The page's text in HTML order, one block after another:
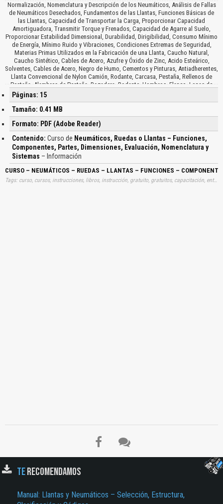
Normalización, Nomenclatura y Descripción de los Neumáticos, Análisis de Fallas
de Neumáticos Desechados, Fundamentos de las Llantas, Funciones Básicas de
las Llantas, Capacidad de Transportar la Carga, Proporcionar Capacidad
Amortiguadora, Transmitir Torque y Frenados, Capacidad de Agarre al Suelo,
Proporcionar Estabilidad Dimensional, Durabilidad, Dirigibilidad, Consumo Mínimo
de Energía, Mínimo Ruido y Vibraciones, Condiciones Extremas de Seguridad,
Materias Primas Utilizados en la Fabricación de una Llanta, Caucho Natural,
Caucho Sintético, Cables de Acero, Azufre y Óxido de Zinc, Acido Esteárico,
Solventes, Cables de Acero, Negro de Humo, Cementos y Pinturas, Antiadherentes,
Llanta Convencional de Nylon Camión, Rodante, Carcasa, Pestaña, Rellenos de
Pestaña, Alambres de Pestaña, Rozadera, Rodante, Hombros, Flanco, Lonas de
Cima Lonas de Cima de Acero, Lonas de Carcasa de Acero, Talón, Revestimiento
de Goma Interior, Dimensiones Básicas de las Llantas, Altura Seccional, Ancho del
Aro, Ancho Seccional, Ancho Total, Diámetro de Aro, Diámetro Exterior, Evaluación
de la Relación Aspecto, Sección Radial, Rigidez en la Curvas, Distancia de Frenaje,
Características, Resistencia al Rodamiento, Aceptable Transmisión al Torque,
Nomenclatura de las Llantas, Sistema Numérico, Sistema Milimétrico, Sistema Alfa,
Sistema Numérico, Llantas Radiales de Camión, Código de Velocidad, Diámetro
del Aro, Construcción Radial, Ancho de Sección, Capacidad de Carga, Índice de
Carga y Códigos de Velocidad, Carga por Llanta, Índice de Carga, Código de
Velocidad…
Páginas: 15
Tamaño: 0.41 MB
Formato: PDF (Adobe Reader)
Contenido: Curso de Neumáticos, Ruedas o Llantas – Funciones,
Componentes, Partes, Dimensiones, Evaluación, Nomenclatura y
Sistemas – Información
CURSO – NEUMÁTICOS – RUEDAS – LLANTAS – FUNCIONES –
Tags: curso, cursos, instrucciones, libros, instrucción, gratuito, gratuitos, capacitación, entrenamiento, capacitaciones, información, datos, gratis, descargar, neumaticos, aros, función, piezas, dimensión, nomenclaturas, descargas, automotrices
TERECOMENDAMOS
Manual: Llantas y Neumáticos – Selección, Estructura,